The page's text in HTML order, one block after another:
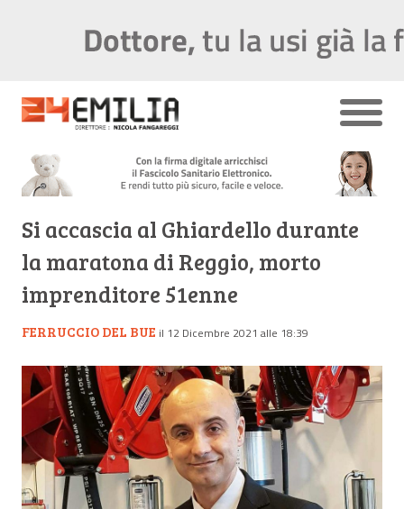
Si accascia al Ghiardello durante
la maratona di Reggio, morto
imprenditore 51enne
FERRUCCIO DEL BUE il 12 Dicembre 2021 alle 18:39